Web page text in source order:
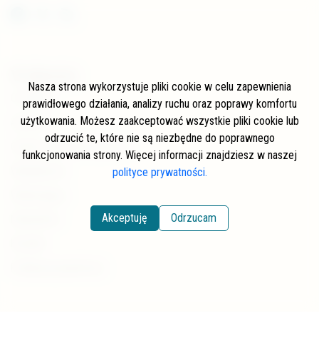
O stronie
Autorzy
Często zadawane pytania
Nasza strona wykorzystuje pliki cookie w celu zapewnienia
prawidłowego działania, analizy ruchu oraz poprawy komfortu
użytkowania. Możesz zaakceptować wszystkie pliki cookie lub
odrzucić te, które nie są niezbędne do poprawnego
funkcjonowania strony. Więcej informacji znajdziesz w naszej
polityce prywatności.
Akceptuję Odrzucam